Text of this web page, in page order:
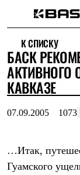
Интернет-магазин
Мужская одежда
Утепленная пухом
Куртки
Брюки
Комбинезоны
Штормовая
Куртки
К СПИСКУ
БАСК
АКТИВНОГО
КАВКАЗЕ
07.09.2005 1073
…Итак,
Гуамского